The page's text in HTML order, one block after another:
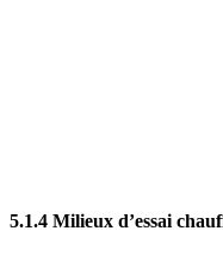
5.1.4 Milieux d’essai